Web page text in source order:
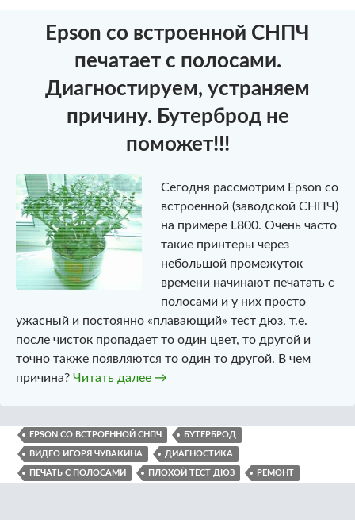
Epson со встроенной СНПЧ
печатает с полосами.
Диагностируем, устраняем
причину. Бутерброд не
поможет!!!
Сегодня рассмотрим Epson со
встроенной (заводской СНПЧ)
на примере L800. Очень часто
такие принтеры через
небольшой промежуток
времени начинают печатать с
полосами и у них просто
ужасный и постоянно «плавающий» тест дюз, т.е.
после чисток пропадает то один цвет, то другой и
точно также появляются то один то другой. В чем
причина? Читать далее Epson со встроенной СНПЧ
→
EPSON СО ВСТРОЕННОЙ СНПЧ БУТЕРБРОД
ВИДЕО ИГОРЯ ЧУВАКИНА ДИАГНОСТИКА
ПЕЧАТЬ С ПОЛОСАМИ ПЛОХОЙ ТЕСТ ДЮЗ РЕМОНТ